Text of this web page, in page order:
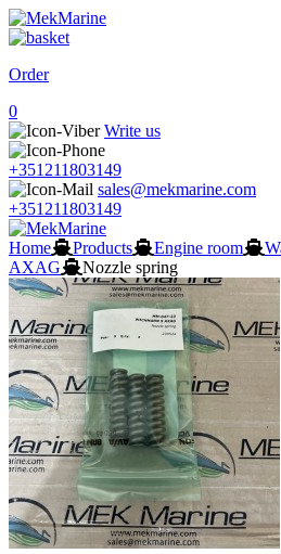
Order
0
Write us
+351211803149
sales@mekmarine.com
+351211803149
Home Products Engine room
AXAG
Nozzle spring